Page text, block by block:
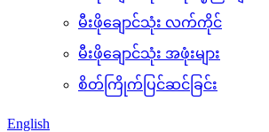
မီးဖိုချောင်သုံး လက်ကိုင်
မီးဖိုချောင်သုံး အဖုံးများ
စိတ်ကြိုက်ပြင်ဆင်ခြင်း
English